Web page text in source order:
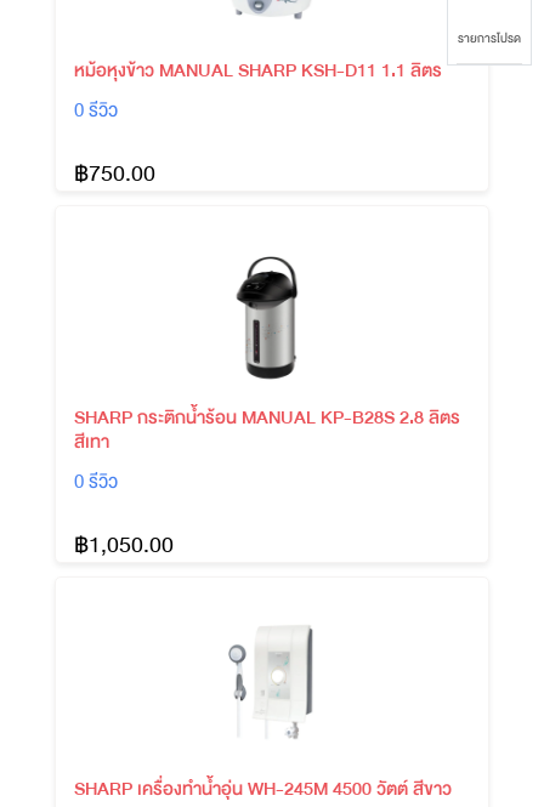
รายการโปรด
หม้อหุงข้าว MANUAL SHARP KSH-D11 1.1 ลิตร
0 รีวิว
฿750.00
SHARP กระติกน้ำร้อน MANUAL KP-B28S 2.8 ลิตร
สีเทา
0 รีวิว
฿1,050.00
SHARP เครื่องทำน้ำอุ่น WH-245M 4500 วัตต์ สีขาว